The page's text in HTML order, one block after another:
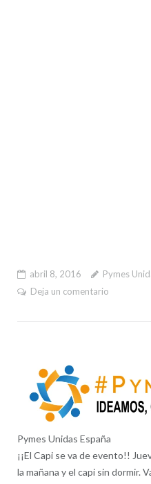
abril 8, 2016
Pymes
Deja un comentario
Pymes Unidas España
¡¡El Capi se va de evento!!
la mañana y el capi sin dormir.